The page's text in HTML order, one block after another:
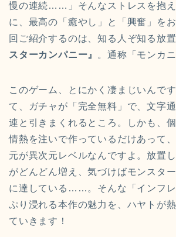
慢の連続……」そんなストレスを抱
に、最高の「癒やし」と「興奮」を
回ご紹介するのは、知る人ぞ知る放
スターカンパニー』
。通称「モンカニ
このゲーム、とにかく凄まじいんで
て、ガチャが「完全無料」で、文字
連と引きまくれるところ。しかも、
情熱を注いで作っているだけあって
元が異次元レベルなんですよ。放置
がどんどん増え、気づけばモンスタ
に達している……。そんな「インフレ
ぷり浸れる本作の魅力を、ハヤトが
ていきます！